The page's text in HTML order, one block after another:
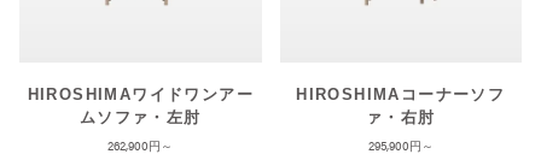
HIROSHIMAワイドワンアー
ムソファ・左肘
262,900
HIROSHIMAコーナーソフ
ァ・右肘
295,900